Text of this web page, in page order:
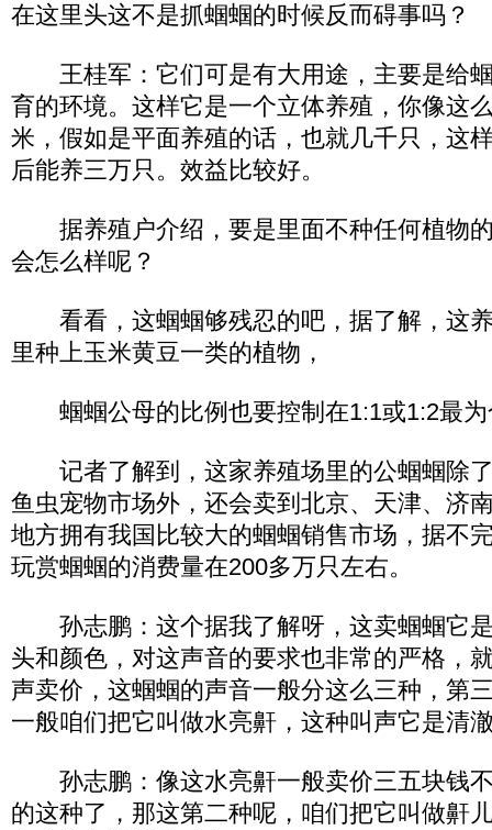
在这里头这不是抓蝈蝈的时候反而碍事吗？
王桂军：它们可是有大用途，主要是给
育的环境。这样它是一个立体养殖，你像这
米，假如是平面养殖的话，也就几千只，这
后能养三万只。效益比较好。
据养殖户介绍，要是里面不种任何植物
会怎么样呢？
看看，这蝈蝈够残忍的吧，据了解，这
里种上玉米黄豆一类的植物，
蝈蝈公母的比例也要控制在1:1或1:2最为
记者了解到，这家养殖场里的公蝈蝈除
鱼虫宠物市场外，还会卖到北京、天津、济
地方拥有我国比较大的蝈蝈销售市场，据不
玩赏蝈蝈的消费量在200多万只左右。
孙志鹏：这个据我了解呀，这卖蝈蝈它
头和颜色，对这声音的要求也非常的严格，
声卖价，这蝈蝈的声音一般分这么三种，第
一般咱们把它叫做水亮鼾，这种叫声它是清
孙志鹏：像这水亮鼾一般卖价三五块钱
的这种了，那这第二种呢，咱们把它叫做鼾